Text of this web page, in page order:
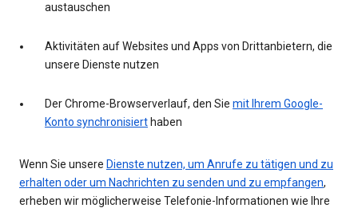
austauschen
Aktivitäten auf Websites und Apps von Drittanbietern, die
unsere Dienste nutzen
Der Chrome-Browserverlauf, den Sie mit Ihrem Google-
Konto synchronisiert haben
Wenn Sie unsere Dienste nutzen, um Anrufe zu tätigen und zu
erhalten oder um Nachrichten zu senden und zu empfangen,
erheben wir möglicherweise Telefonie-Informationen wie Ihre